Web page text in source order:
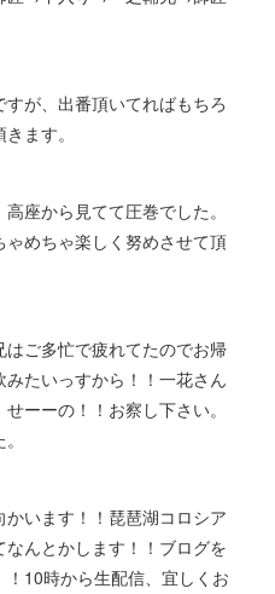
が、出番頂いてればもちろ
ます。
座から見てて圧巻でした。
めちゃ楽しく努めさせて頂
ご多忙で疲れてたのでお帰
たいっすから！！一花さん
ーーの！！お察し下さい。
います！！琵琶湖コロシア
んとかします！！ブログを
10時から生配信、宜しくお